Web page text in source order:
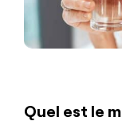
Quel est le